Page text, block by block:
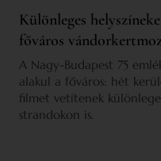
Különleges
főváros
A Nagy-Budapest 75
alakul a főváros: hét
filmet vetítenek
strandokon is.